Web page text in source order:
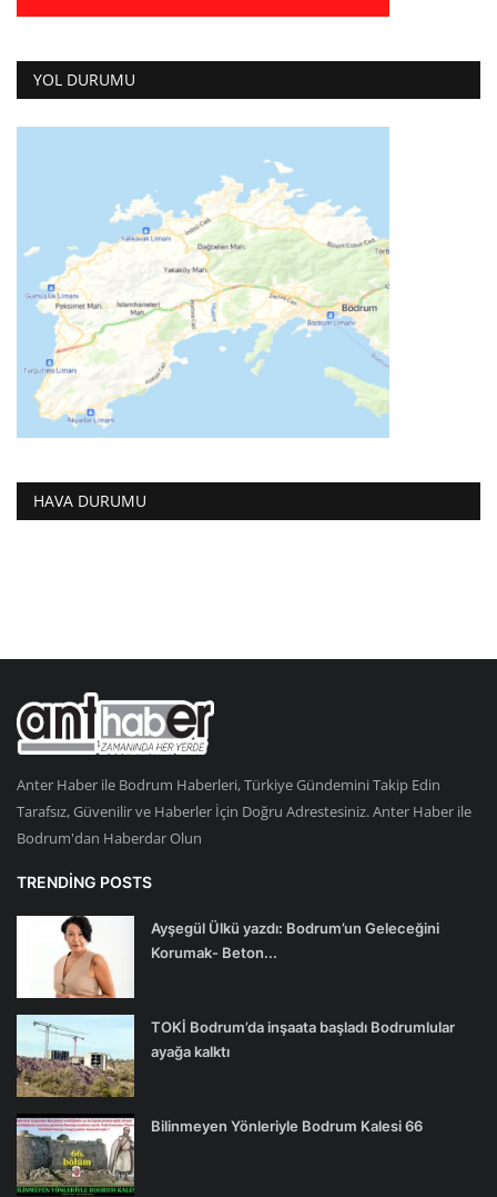
YOL DURUMU
HAVA DURUMU
Anter Haber ile Bodrum Haberleri, Türkiye Gündemini Takip Edin
Tarafsız, Güvenilir ve Haberler İçin Doğru Adrestesiniz. Anter Haber ile
Bodrum'dan Haberdar Olun
TRENDING POSTS
Ayşegül Ülkü yazdı: Bodrum’un Geleceğini
Korumak- Beton...
TOKİ Bodrum’da inşaata başladı Bodrumlular
ayağa kalktı
Bilinmeyen Yönleriyle Bodrum Kalesi 66